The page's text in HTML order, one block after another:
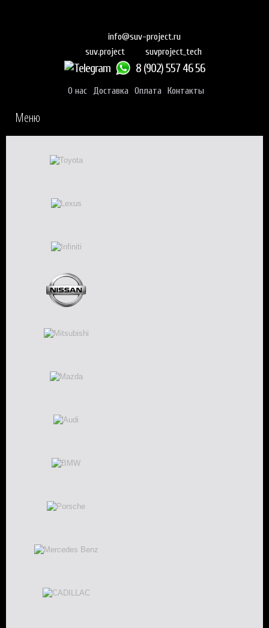
info@suv-project.ru
suv.project
suvproject_tech
8 (902) 557 46 56
О нас Доставка Оплата Контакты
Меню